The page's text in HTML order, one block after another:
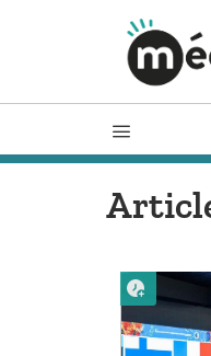
Lire